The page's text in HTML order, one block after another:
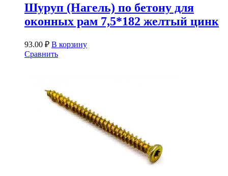
Шуруп (Нагель) по бетону для
оконных рам 7,5*182 желтый цинк
93.00 ₽ В корзину
Сравнить